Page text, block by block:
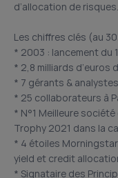
d’allocation de risques.
Les chiffres clés (au
* 2003 : lancement du
* 2,8 milliards d’euros
* 7 gérants &
* 25 collaborateurs à
* N°1 Meilleure
Trophy 2021 dans la
* 4 étoiles
yield et credit
* Signataire des